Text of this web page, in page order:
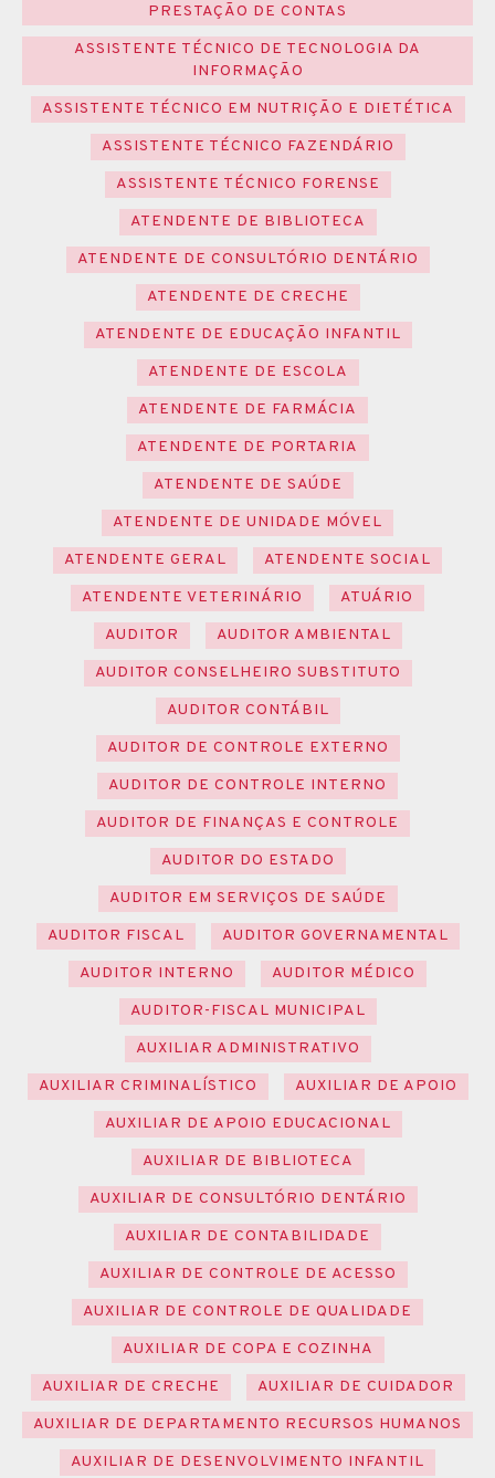
PRESTAÇÃO DE CONTAS
ASSISTENTE TÉCNICO DE TECNOLOGIA DA
INFORMAÇÃO
ASSISTENTE TÉCNICO EM NUTRIÇÃO E DIETÉTICA
ASSISTENTE TÉCNICO FAZENDÁRIO
ASSISTENTE TÉCNICO FORENSE
ATENDENTE DE BIBLIOTECA
ATENDENTE DE CONSULTÓRIO DENTÁRIO
ATENDENTE DE CRECHE
ATENDENTE DE EDUCAÇÃO INFANTIL
ATENDENTE DE ESCOLA
ATENDENTE DE FARMÁCIA
ATENDENTE DE PORTARIA
ATENDENTE DE SAÚDE
ATENDENTE DE UNIDADE MÓVEL
ATENDENTE GERAL
ATENDENTE SOCIAL
ATENDENTE VETERINÁRIO
ATUÁRIO
AUDITOR
AUDITOR AMBIENTAL
AUDITOR CONSELHEIRO SUBSTITUTO
AUDITOR CONTÁBIL
AUDITOR DE CONTROLE EXTERNO
AUDITOR DE CONTROLE INTERNO
AUDITOR DE FINANÇAS E CONTROLE
AUDITOR DO ESTADO
AUDITOR EM SERVIÇOS DE SAÚDE
AUDITOR FISCAL
AUDITOR GOVERNAMENTAL
AUDITOR INTERNO
AUDITOR MÉDICO
AUDITOR-FISCAL MUNICIPAL
AUXILIAR ADMINISTRATIVO
AUXILIAR CRIMINALÍSTICO
AUXILIAR DE APOIO
AUXILIAR DE APOIO EDUCACIONAL
AUXILIAR DE BIBLIOTECA
AUXILIAR DE CONSULTÓRIO DENTÁRIO
AUXILIAR DE CONTABILIDADE
AUXILIAR DE CONTROLE DE ACESSO
AUXILIAR DE CONTROLE DE QUALIDADE
AUXILIAR DE COPA E COZINHA
AUXILIAR DE CRECHE
AUXILIAR DE CUIDADOR
AUXILIAR DE DEPARTAMENTO RECURSOS HUMANOS
AUXILIAR DE DESENVOLVIMENTO INFANTIL